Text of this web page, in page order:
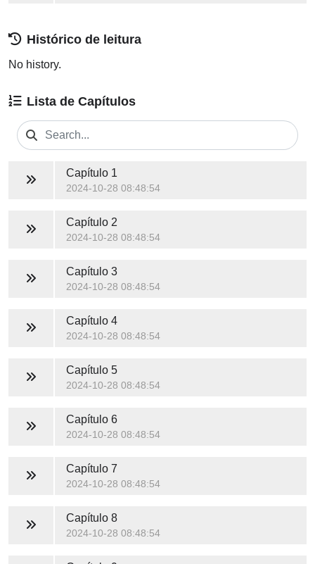
Histórico de leitura
No history.
Lista de Capítulos
Capítulo 1
2024-10-28 08:48:54
Capítulo 2
2024-10-28 08:48:54
Capítulo 3
2024-10-28 08:48:54
Capítulo 4
2024-10-28 08:48:54
Capítulo 5
2024-10-28 08:48:54
Capítulo 6
2024-10-28 08:48:54
Capítulo 7
2024-10-28 08:48:54
Capítulo 8
2024-10-28 08:48:54